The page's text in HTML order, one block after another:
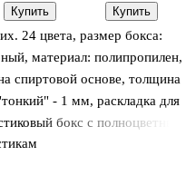
24 цвета, размер бокса:
материал: полипропилен,
спиртовой основе, толщина
- 1 мм, раскладка для
бокс с полноцветным
"Рыбачка",
20 листов
Купить
«Петербургские
тайны»
Лилия
Холдинг А4,
спираль
Купить